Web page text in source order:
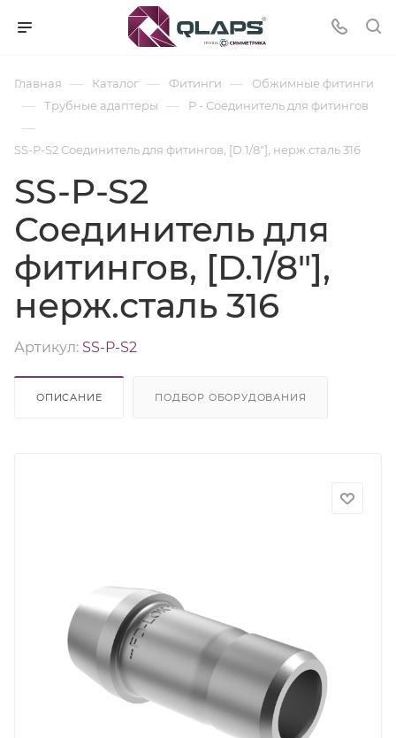
Главная — Каталог — Фитинги — Обжимные фитинги
— Трубные адаптеры — P - Соединитель для фитингов
—
SS-P-S2 Соединитель для фитингов, [D.1/8"], нерж.сталь 316
SS-P-S2
Соединитель для
фитингов, [D.1/8"],
нерж.сталь 316
Артикул: SS-P-S2
ОПИСАНИЕ ПОДБОР ОБОРУДОВАНИЯ